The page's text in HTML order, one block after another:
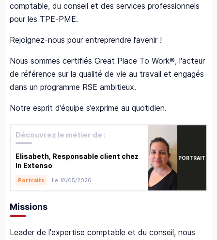
comptable, du conseil et des services professionnels
pour les TPE-PME.
Rejoignez-nous pour entreprendre l’avenir !
Nous sommes certifiés Great Place To Work®, l'acteur
de référence sur la qualité de vie au travail et engagés
dans un programme RSE ambitieux.
Notre esprit d’équipe s’exprime au quotidien.
Découvrez le métier de :
Elisabeth, Responsable client chez
In Extenso
Portraits Le 18/05/2026
PORTRAIT
Missions
Leader de l'expertise comptable et du conseil, nous